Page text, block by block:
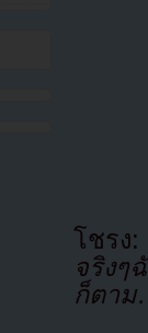
โชรง:
จริงๆ
ก็ตา